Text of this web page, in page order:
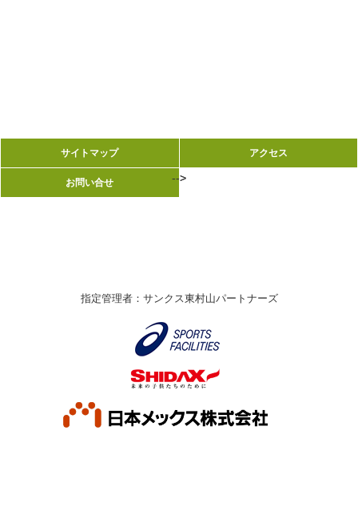
サイトマップ アクセス
お問い合せ -->
サイトマップ アクセス
お問い合せ -->
指定管理者：サンクス東村山パートナーズ